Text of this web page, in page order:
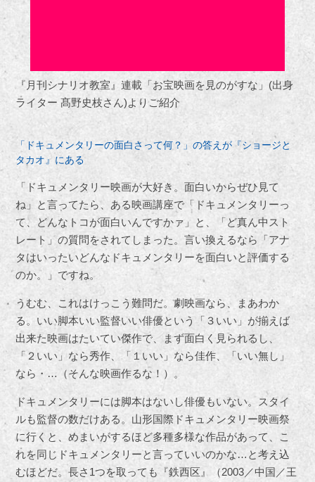
『月刊シナリオ教室』連載「お宝映画を見のがすな」(出身
ライター 髙野史枝さん)よりご紹介
「ドキュメンタリーの面白さって何？」の答えが『ショージと
タカオ』にある
「ドキュメンタリー映画が大好き。面白いからぜひ見て
ね」と言ってたら、ある映画講座で「ドキュメンタリーっ
て、どんなトコが面白いんですかァ」と、「ど真ん中スト
レート」の質問をされてしまった。言い換えるなら「アナ
タはいったいどんなドキュメンタリーを面白いと評価する
のか。」ですね。
うむむ、これはけっこう難問だ。劇映画なら、まあわか
る。いい脚本いい監督いい俳優という「３いい」が揃えば
出来た映画はたいてい傑作で、まず面白く見られるし、
「２いい」なら秀作、「１いい」なら佳作、「いい無し」
なら・…（そんな映画作るな！）。
ドキュメンタリーには脚本はないし俳優もいない。スタイ
ルも監督の数だけある。山形国際ドキュメンタリー映画祭
に行くと、めまいがするほど多種多様な作品があって、こ
れを同じドキュメンタリーと言っていいのかな…と考え込
むほどだ。長さ1つを取っても『鉄西区』（2003／中国／王